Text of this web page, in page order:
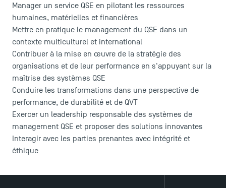
TSM Éducation
TSM-Research
TSM Doctoral Programme
Manager un service QSE en pilotant les ressources
humaines, matérielles et financières
Mettre en pratique le management du QSE dans un
contexte multiculturel et international
Contribuer à la mise en œuvre de la stratégie des
organisations et de leur performance en s'appuyant sur la
maîtrise des systèmes QSE
Conduire les transformations dans une perspective de
performance, de durabilité et de QVT
Exercer un leadership responsable des systèmes de
management QSE et proposer des solutions innovantes
Interagir avec les parties prenantes avec intégrité et
éthique